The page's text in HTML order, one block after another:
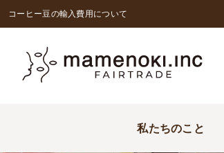
コーヒー豆の輸入費用について
私たちのこと